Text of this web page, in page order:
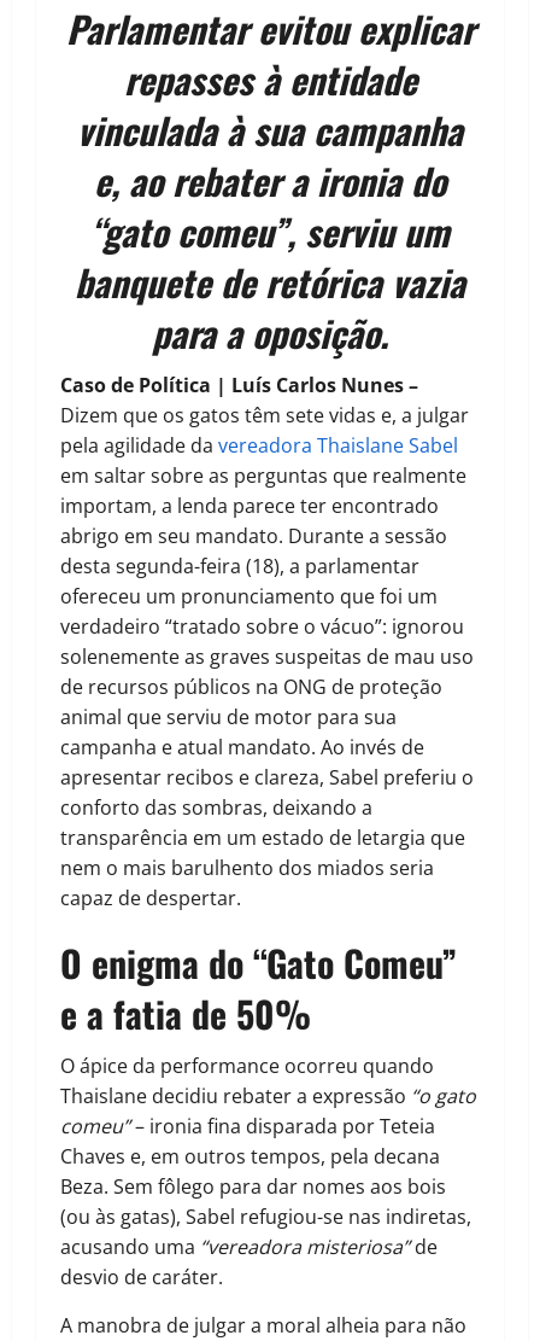
Parlamentar evitou explicar
repasses à entidade
vinculada à sua campanha
e, ao rebater a ironia do
“gato comeu”, serviu um
banquete de retórica vazia
para a oposição.
Caso de Política | Luís Carlos Nunes –
Dizem que os gatos têm sete vidas e, a julgar
pela agilidade da vereadora Thaislane Sabel
em saltar sobre as perguntas que realmente
importam, a lenda parece ter encontrado
abrigo em seu mandato. Durante a sessão
desta segunda-feira (18), a parlamentar
ofereceu um pronunciamento que foi um
verdadeiro “tratado sobre o vácuo”: ignorou
solenemente as graves suspeitas de mau uso
de recursos públicos na ONG de proteção
animal que serviu de motor para sua
campanha e atual mandato. Ao invés de
apresentar recibos e clareza, Sabel preferiu o
conforto das sombras, deixando a
transparência em um estado de letargia que
nem o mais barulhento dos miados seria
capaz de despertar.
O enigma do “Gato Comeu”
e a fatia de 50%
O ápice da performance ocorreu quando
Thaislane decidiu rebater a expressão “o gato
comeu”– ironia fina disparada por Teteia
Chaves e, em outros tempos, pela decana
Beza. Sem fôlego para dar nomes aos bois
(ou às gatas), Sabel refugiou-se nas indiretas,
acusando uma “vereadora misteriosa”de
desvio de caráter.
A manobra de julgar a moral alheia para não